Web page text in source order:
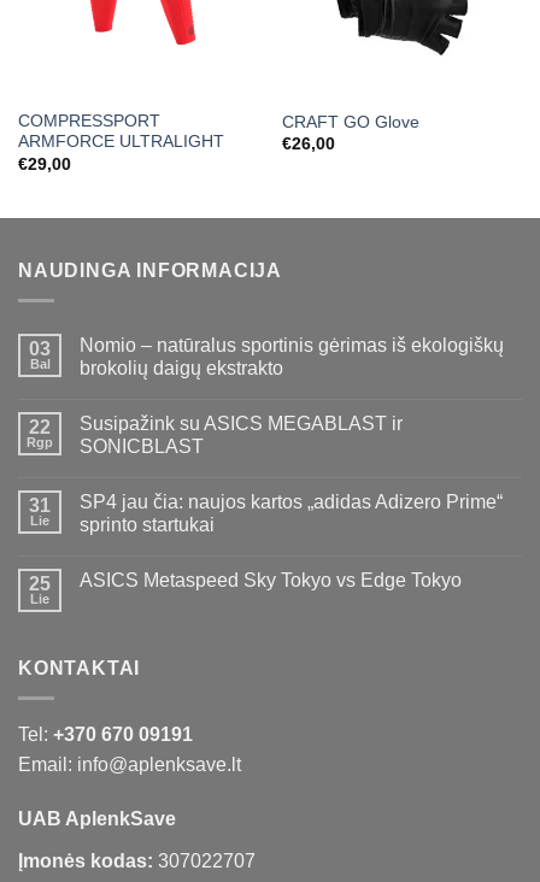
COMPRESSPORT
ARMFORCE ULTRALIGHT
€29,00
CRAFT GO Glove
€26,00
NAUDINGA INFORMACIJA
03
Bal
Nomio – natūralus sportinis gėrimas iš ekologiškų
brokolių daigų ekstrakto
22
Rgp
Susipažink su ASICS MEGABLAST ir
SONICBLAST
31
Lie
SP4 jau čia: naujos kartos „adidas Adizero Prime“
sprinto startukai
25
Lie
ASICS Metaspeed Sky Tokyo vs Edge Tokyo
KONTAKTAI
Tel: +370 670 09191
Email: info@aplenksave.lt
UAB AplenkSave
Įmonės kodas: 307022707